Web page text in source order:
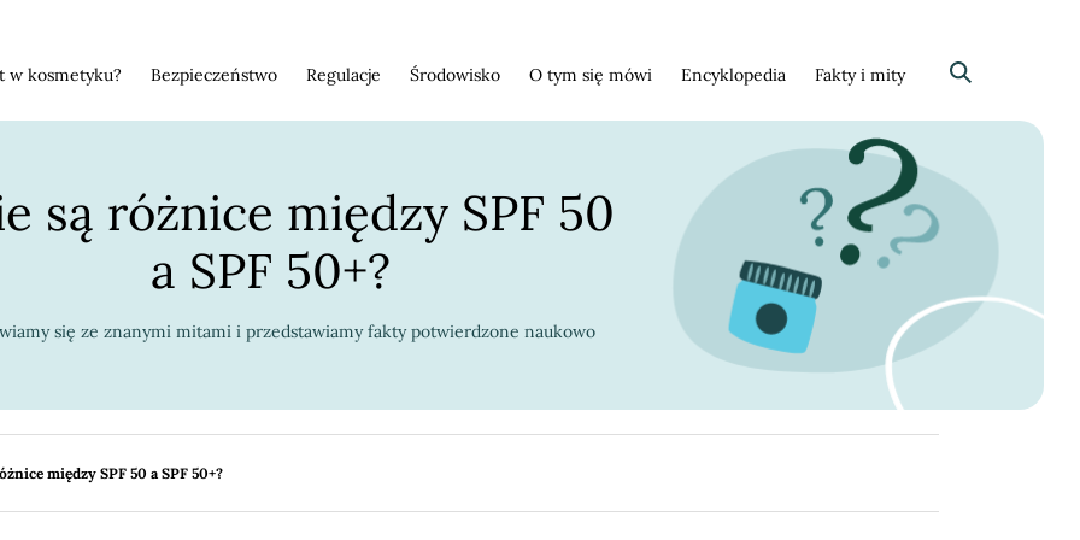
w kosmetyku? Bezpieczeństwo Regulacje Środowisko O tym się mówi Encyklopedia Fakty i mity Szukaj
są różnice między SPF 50
a SPF 50+?
się ze znanymi mitami i przedstawiamy fakty potwierdzone naukowo
między SPF 50 a SPF 50+?